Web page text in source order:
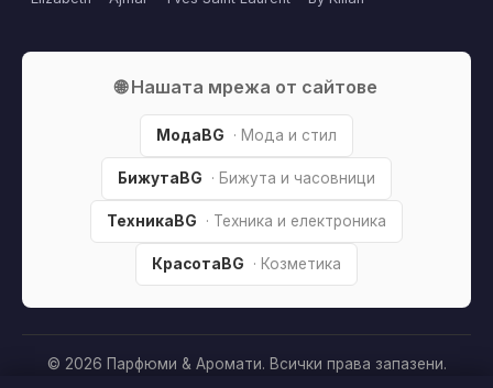
🌐 Нашата мрежа от сайтове
МодаBG · Мода и стил
БижутаBG · Бижута и часовници
ТехникаBG · Техника и електроника
КрасотаBG · Козметика
© 2026 Парфюми & Аромати. Всички права запазени.